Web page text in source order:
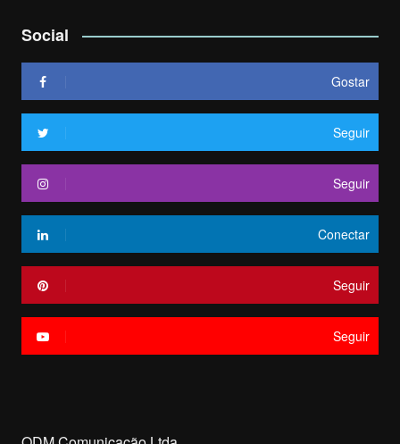
Social
Gostar
Seguir
Seguir
Conectar
Seguir
Seguir